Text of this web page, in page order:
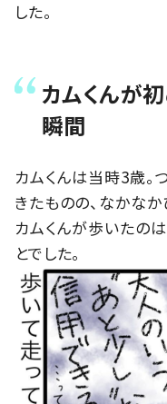
した。
カムくんが
瞬間
カムくんは当時3歳。
きたものの、なかな
カムくんが歩いたの
とでした。